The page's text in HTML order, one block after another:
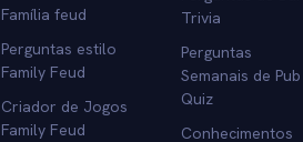
Família feud
Perguntas estilo
Family Feud
Criador de Jogos
Family Feud
Trivia
Perguntas
Semanais de Pub
Quiz
Conhecimentos